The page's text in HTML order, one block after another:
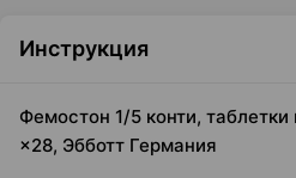
Инструкция
Фемостон 1/5 конти,
×28, Эбботт Германия